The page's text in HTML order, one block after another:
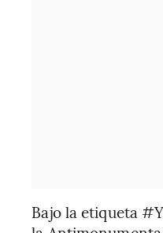
Bajo la etiqueta